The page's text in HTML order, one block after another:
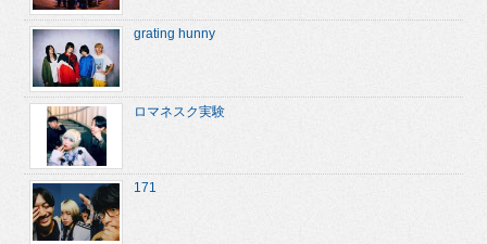
grating hunny
ロマネスク実験
171